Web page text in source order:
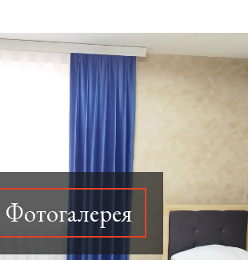
Фотогалерея